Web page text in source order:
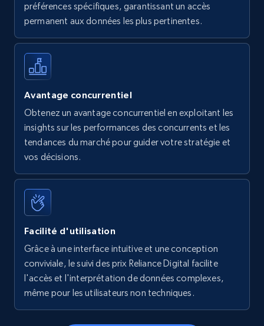
préférences spécifiques, garantissant un accès
permanent aux données les plus pertinentes.
Avantage concurrentiel
Obtenez un avantage concurrentiel en exploitant les
insights sur les performances des concurrents et les
tendances du marché pour guider votre stratégie et
vos décisions.
Facilité d'utilisation
Grâce à une interface intuitive et une conception
conviviale, le suivi des prix Reliance Digital facilite
l'accès et l'interprétation de données complexes,
même pour les utilisateurs non techniques.